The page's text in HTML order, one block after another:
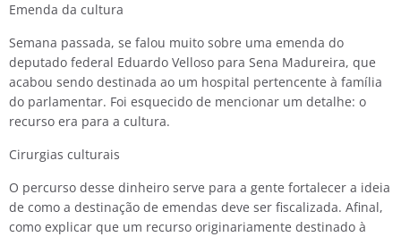
Emenda da cultura
Semana passada, se falou muito sobre uma emenda do
deputado federal Eduardo Velloso para Sena Madureira, que
acabou sendo destinada ao um hospital pertencente à família
do parlamentar. Foi esquecido de mencionar um detalhe: o
recurso era para a cultura.
Cirurgias culturais
O percurso desse dinheiro serve para a gente fortalecer a ideia
de como a destinação de emendas deve ser fiscalizada. Afinal,
como explicar que um recurso originariamente destinado à